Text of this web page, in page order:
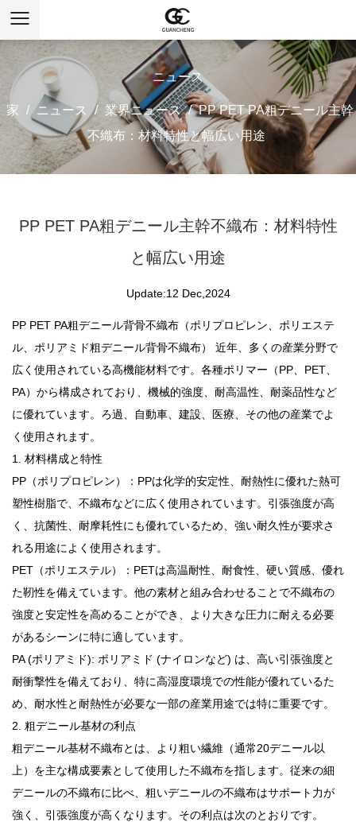
ニュース
家 / ニュース / 業界ニュース / PP PET PA粗デニール主幹
不織布：材料特性と幅広い用途
PP PET PA粗デニール主幹不織布：材料特性
と幅広い用途
Update:12 Dec,2024
PP PET PA粗デニール背骨不織布（ポリプロピレン、ポリエステ
ル、ポリアミド粗デニール背骨不織布） 近年、多くの産業分野で
広く使用されている高機能材料です。各種ポリマー（PP、PET、
PA）から構成されており、機械的強度、耐高温性、耐薬品性など
に優れています。ろ過、自動車、建設、医療、その他の産業でよ
く使用されます。
1. 材料構成と特性
PP（ポリプロピレン）：PPは化学的安定性、耐熱性に優れた熱可
塑性樹脂で、不織布などに広く使用されています。引張強度が高
く、抗菌性、耐摩耗性にも優れているため、強い耐久性が要求さ
れる用途によく使用されます。
PET（ポリエステル）：PETは高温耐性、耐食性、硬い質感、優れ
た靭性を備えています。他の素材と組み合わせることで不織布の
強度と安定性を高めることができ、より大きな圧力に耐える必要
があるシーンに特に適しています。
PA (ポリアミド): ポリアミド (ナイロンなど) は、高い引張強度と
耐衝撃性を備えており、特に高湿度環境での性能が優れているた
め、耐水性と耐熱性が必要な一部の産業用途では特に重要です。
2. 粗デニール基材の利点
粗デニール基材不織布とは、より粗い繊維（通常20デニール以
上）を主な構成要素として使用した不織布を指します。従来の細
デニールの不織布に比べ、粗いデニールの不織布はサポート力が
強く、引張強度が高くなります。その利点は次のとおりです。